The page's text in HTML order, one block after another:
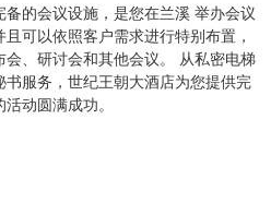
的会议设施，是您在兰溪 举办会议
可以依照客户需求进行特别布置，
、研讨会和其他会议。 从私密电梯
服务，世纪王朝大酒店为您提供完
动圆满成功。